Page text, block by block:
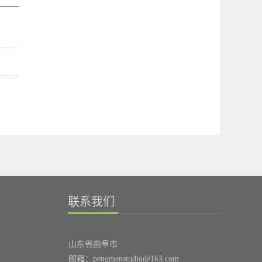
联系我们
山东省曲阜市
邮箱：pengmenstudio@163.com